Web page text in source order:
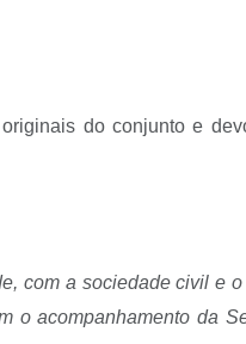
do conjunto e
com a sociedade civil e
o acompanhamento da